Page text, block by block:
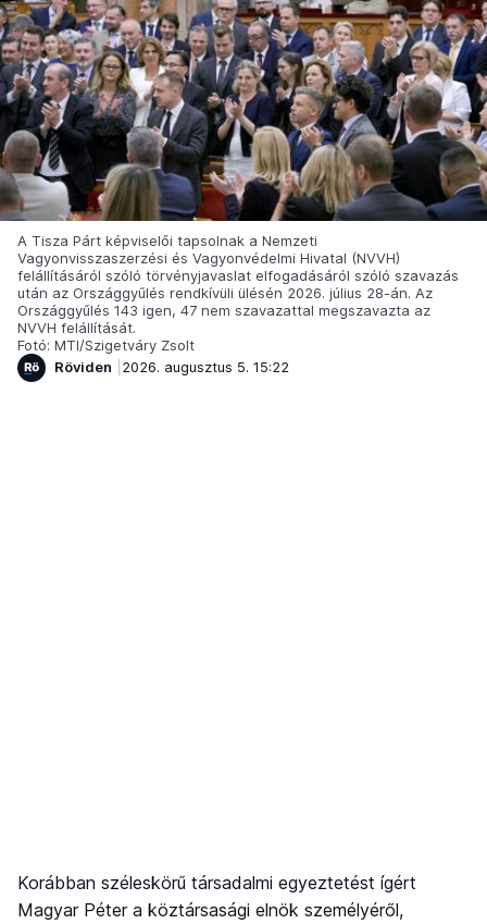
A Tisza Párt képviselői tapsolnak a Nemzeti
Vagyonvisszaszerzési és Vagyonvédelmi Hivatal (NVVH)
felállításáról szóló törvényjavaslat elfogadásáról szóló szavazás
után az Országgyűlés rendkívüli ülésén 2026. július 28-án. Az
Országgyűlés 143 igen, 47 nem szavazattal megszavazta az
NVVH felállítását.
Fotó: MTI/Szigetváry Zsolt
Röviden
2026. augusztus 5. 15:22
Korábban széleskörű társadalmi egyeztetést ígért
Magyar Péter a köztársasági elnök személyéről,